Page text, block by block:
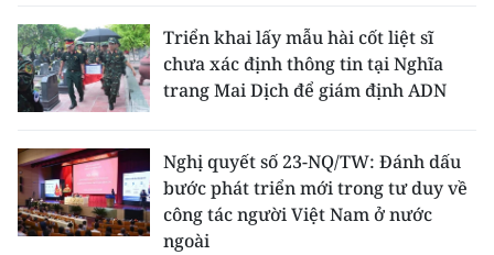
Triển khai lấy mẫu hài cốt liệt sĩ
chưa xác định thông tin tại Nghĩa
trang Mai Dịch để giám định ADN
Nghị quyết số 23-NQ/TW: Đánh dấu
bước phát triển mới trong tư duy về
công tác người Việt Nam ở nước
ngoài